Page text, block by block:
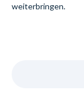
weiterbringen.